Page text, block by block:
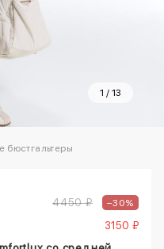
1 / 13
бюстгальтеры
4450 ₽ –30%
3150 ₽